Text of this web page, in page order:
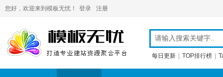
您好，欢迎来到模板无忧！ 登录 注册
每日更新 TOP排行榜